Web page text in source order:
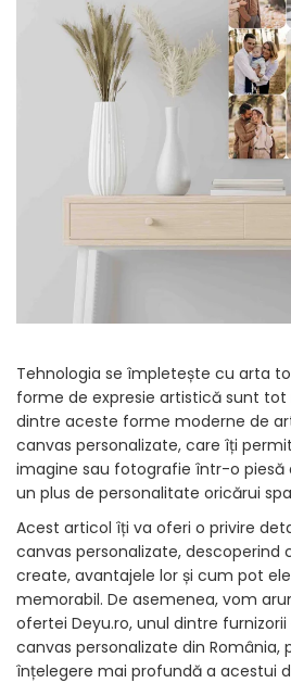
Tricouri Diverse
Tricouri Azi esti Tanar si maine...
Tricouri Motivationale
Tricouri Mamici
Tricouri Pensionari
Tricouri Animalute
Tricouri Stari
Tricouri Gameri
Tricouri Copii
Tehnologia se împletește cu arta
forme de expresie artistică sunt tot
dintre aceste forme moderne de
canvas personalizate, care îți
imagine sau fotografie într-o piesă
un plus de personalitate oricărui
Acest articol îți va oferi o privire
canvas personalizate, descoperind
create, avantajele lor și cum pot
memorabil. De asemenea, vom
ofertei Deyu.ro, unul dintre
canvas personalizate din România,
înțelegere mai profundă a acestui